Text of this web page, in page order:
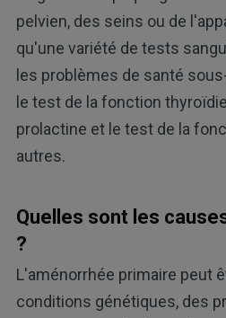
pelvien, des seins ou de
qu'une variété de tests
les problèmes de santé
le test de la fonction
prolactine et le test de la
autres.
Quelles sont les
?
L'aménorrhée primaire peut
conditions génétiques, des